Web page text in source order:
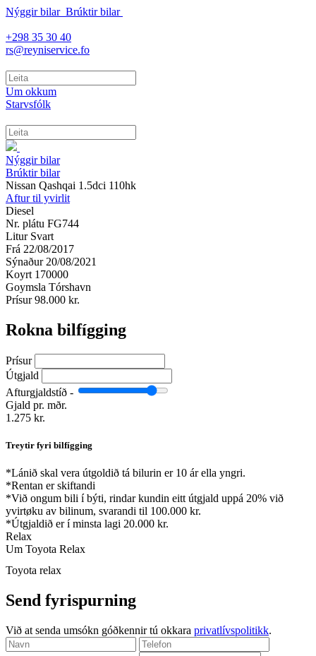
Nýggir bilar Brúktir bilar
+298 35 30 40
rs@reyniservice.fo
Um okkum
Starvsfólk
Nýggir bilar
Brúktir bilar
Nissan Qashqai 1.5dci 110hk
Aftur til yvirlit
Diesel
Nr. plátu FG744
LiturSvart
Frá 22/08/2017
Sýnaður20/08/2021
Koyrt 170000
Goymsla Tórshavn
Prísur98.000 kr.
Rokna bilfígging
Prísur
Útgjald
Afturgjaldstíð -
Gjald pr. mðr.
1.275 kr.
Treytir fyri bilfígging
*Lánið skal vera útgoldið tá bilurin er 10 ár ella yngri.
*Rentan er skiftandi
*Við ongum bili í býti, rindar kundin eitt útgjald uppá 20% við
yvirtøku av bilinum, svarandi til 100.000 kr.
*Útgjaldið er í minsta lagi 20.000 kr.
Relax
Um Toyota Relax
Toyota relax
Send fyrispurning
Við at senda umsókn góðkennir tú okkara privatlívspolitikk.